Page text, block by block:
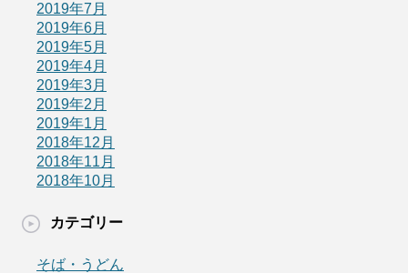
2019年7月
2019年6月
2019年5月
2019年4月
2019年3月
2019年2月
2019年1月
2018年12月
2018年11月
2018年10月
カテゴリー
そば・うどん